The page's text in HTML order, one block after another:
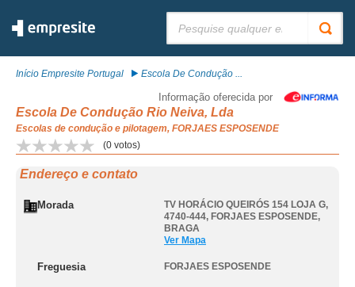
Início Empresite Portugal Escola De Condução ...
Informação oferecida por
Escola De Condução Rio Neiva, Lda
Escolas de condução e pilotagem, FORJAES ESPOSENDE
(0 votos)
Endereço e contato
Morada
TV HORÁCIO QUEIRÓS 154 LOJA G,
4740-444, FORJAES ESPOSENDE,
BRAGA
Ver Mapa
Freguesia FORJAES ESPOSENDE